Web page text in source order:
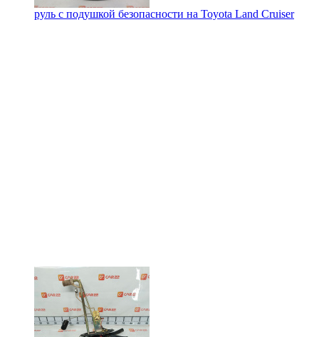
руль с подушкой безопасности на Toyota Land Cruiser